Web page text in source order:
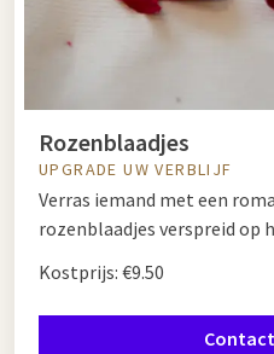
Rozenblaadjes
UPGRADE UW VERBLIJF
Verras iemand met een
rozenblaadjes verspreid op
Kostprijs: €9.50